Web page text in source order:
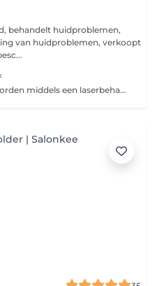
van huidproblemen, verkoopt
En tatoeage kan verwijderd worden middels een laserbehandeling of operatief. Bij een operatieve behandeling blijft er altijd een litteken over. Bij een laserbehandeling door het laser kan de tatoeage geheel verwijderd worden zonder dat er een litteken achterblijft. Opgelet, dit is een vanaf prijs.